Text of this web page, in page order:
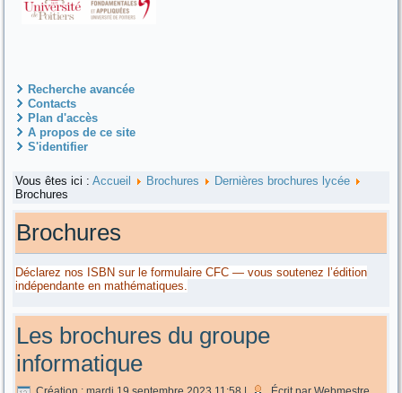
Recherche avancée
Contacts
Plan d'accès
A propos de ce site
S'identifier
Vous êtes ici :Accueil Brochures
Dernières brochures lycée
Brochures
Brochures
Déclarez nos ISBN sur le formulaire CFC — vous soutenez l’édition
indépendante en mathématiques.
Les brochures du groupe
informatique